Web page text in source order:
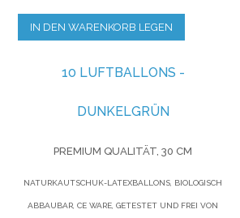
IN DEN WARENKORB LEGEN
10 LUFTBALLONS -
DUNKELGRÜN
PREMIUM QUALITÄT, 30 CM
NATURKAUTSCHUK-LATEXBALLONS, BIOLOGISCH
ABBAUBAR, CE WARE, GETESTET UND FREI VON